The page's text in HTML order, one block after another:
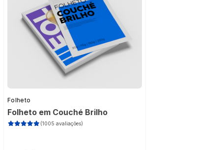
Folheto
Folheto em Couché Brilho
(1005 avaliações)